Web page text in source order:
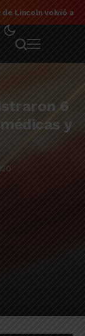
Linqueño en el
6
y